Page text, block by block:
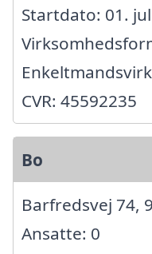
Startdato: 01.
CVR: 45592235
Bo
Barfredsvej 74,
Ansatte: 0